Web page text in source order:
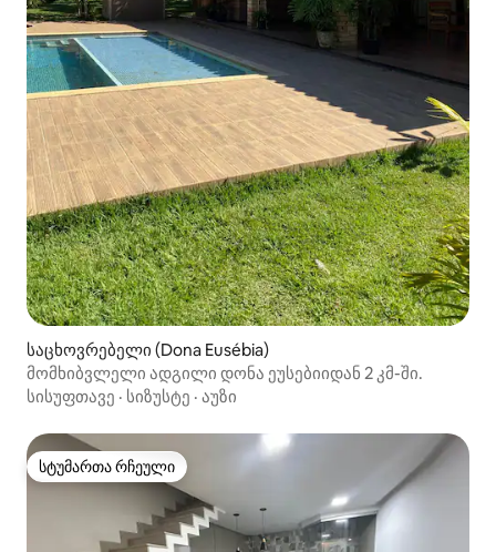
საცხოვრებელი (Dona Eusébia)
მომხიბვლელი ადგილი დონა ეუსებიიდან 2 კმ-ში.
სისუფთავე · სიზუსტე · აუზი
სტუმართა რჩეული
სტუმართა რჩეული